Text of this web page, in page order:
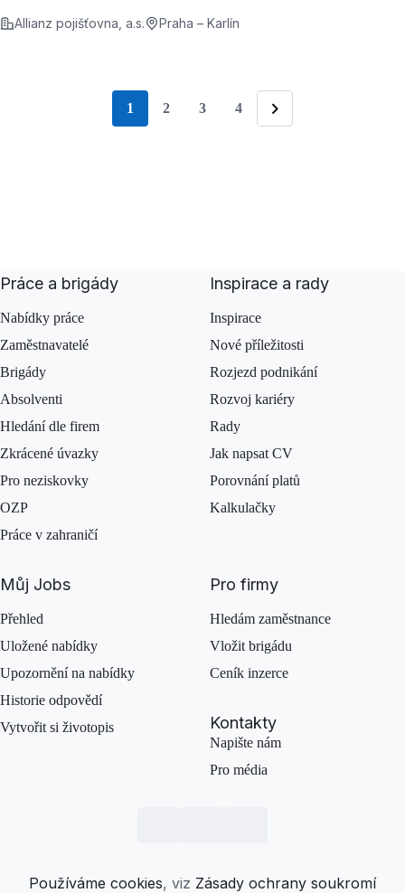
Allianz pojišťovna, a.s. Praha – Karlín
stránka
1 2 3 4
Následující
Práce a brigády
Nabídky práce
Zaměstnavatelé
Brigády
Absolventi
Hledání dle firem
Zkrácené úvazky
Pro neziskovky
OZP
Práce v zahraničí
Inspirace a rady
Inspirace
Nové příležitosti
Rozjezd podnikání
Rozvoj kariéry
Rady
Jak napsat CV
Porovnání platů
Kalkulačky
Můj Jobs
Přehled
Uložené nabídky
Upozornění na nabídky
Historie odpovědí
Vytvořit si životopis
Pro firmy
Hledám zaměstnance
Vložit brigádu
Ceník inzerce
Kontakty
Napište nám
Pro média
Používáme cookies, viz Zásady ochrany soukromí